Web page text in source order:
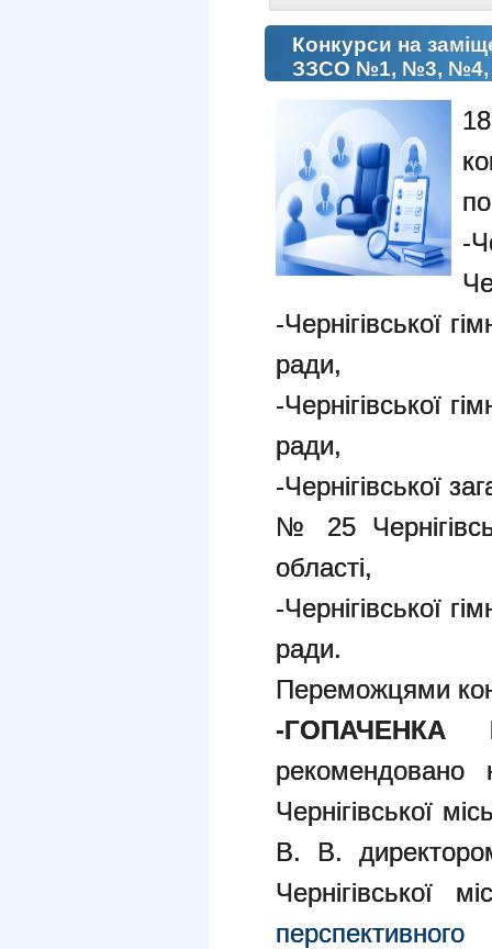
Конкурси на
ЗЗСО №1, №3,
-
-Чернігівської
ради,
-Чернігівської
ради,
-Чернігівської
№ 25
області,
-Чернігівської
ради.
Переможцями
-ГОПАЧЕНКА
рекомендовано
Чернігівської
В. В.
Чернігівської